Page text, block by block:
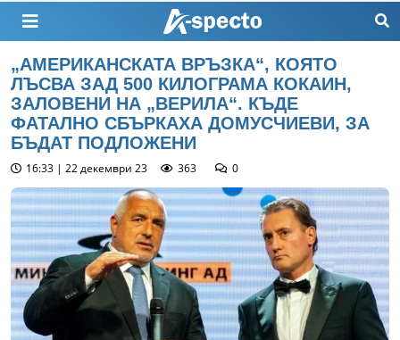
„АМЕРИКАНСКАТА ВРЪЗКА“, КОЯТО
ЛЪСВА ЗАД 500 КИЛОГРАМА КОКАИН,
ЗАЛОВЕНИ НА „ВЕРИЛА“. КЪДЕ
ФАТАЛНО СБЪРКАХА ДОМУСЧИЕВИ, ЗА
БЪДАТ ПОДЛОЖЕНИ
16:33 | 22 декември 23 363 0